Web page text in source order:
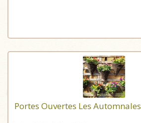
Portes Ouvertes Les Automnales